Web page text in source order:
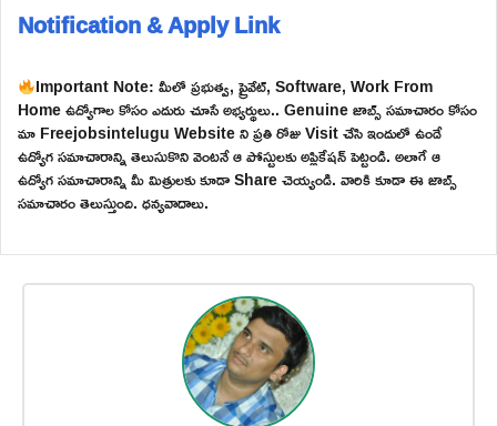
Notification & Apply Link
Important Note: మీలో ప్రభుత్వ, ప్రైవేట్, Software, Work From
Home ఉద్యోగాల కోసం ఎదురు చూసే అభ్యర్థులు.. Genuine జాబ్స్ సమాచారం కోసం
మా Freejobsintelugu Website ని ప్రతి రోజు Visit చేసి ఇందులో ఉండే
ఉద్యోగ సమాచారాన్ని తెలుసుకొని వెంటనే ఆ పోస్టులకు అప్లికేషన్ పెట్టండి. అలాగే ఆ
ఉద్యోగ సమాచారాన్ని మీ మిత్రులకు కూడా Share చెయ్యండి. వారికి కూడా ఈ జాబ్స్
సమాచారం తెలుస్తుంది. ధన్యవాదాలు.